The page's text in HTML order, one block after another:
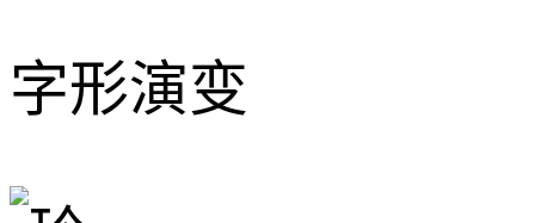
字形演变